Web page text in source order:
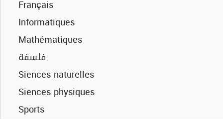
Français
Informatiques
Mathématiques
فلسفة
Siences naturelles
Siences physiques
Sports
Informatiques
Mathématiques
فلسفة
Siences physiques
Technique